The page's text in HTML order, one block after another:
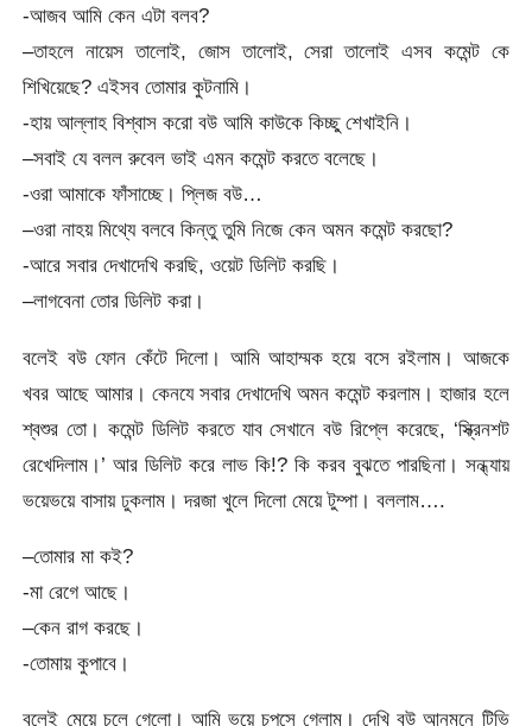
-আজব আমি কেন এটা বলব?
–তাহলে নায়েস তালোই, জোস তালোই, সেরা তালোই এসব কমেন্ট কে
শিখিয়েছে? এইসব তোমার কুটনামি।
-হায় আল্লাহ বিশ্বাস করো বউ আমি কাউকে কিচ্ছু শেখাইনি।
–সবাই যে বলল রুবেল ভাই এমন কমেন্ট করতে বলেছে।
-ওরা আমাকে ফাঁসাচ্ছে। প্লিজ বউ…
–ওরা নাহয় মিথ্যে বলবে কিন্তু তুমি নিজে কেন অমন কমেন্ট করছো?
-আরে সবার দেখাদেখি করছি, ওয়েট ডিলিট করছি।
–লাগবেনা তোর ডিলিট করা।
বলেই বউ ফোন কেঁটে দিলো। আমি আহাম্মক হয়ে বসে রইলাম। আজকে
খবর আছে আমার। কেনযে সবার দেখাদেখি অমন কমেন্ট করলাম। হাজার হলে
শ্বশুর তো। কমেন্ট ডিলিট করতে যাব সেখানে বউ রিপ্লে করেছে, ‘স্ক্রিনশট
রেখেদিলাম।’ আর ডিলিট করে লাভ কি!? কি করব বুঝতে পারছিনা। সন্ধ্যায়
ভয়েভয়ে বাসায় ঢুকলাম। দরজা খুলে দিলো মেয়ে টুম্পা। বললাম….
–তোমার মা কই?
-মা রেগে আছে।
–কেন রাগ করছে।
-তোমায় কুপাবে।
বলেই মেয়ে চলে গেলো। আমি ভয়ে চুপসে গেলাম। দেখি বউ আনমনে টিভি